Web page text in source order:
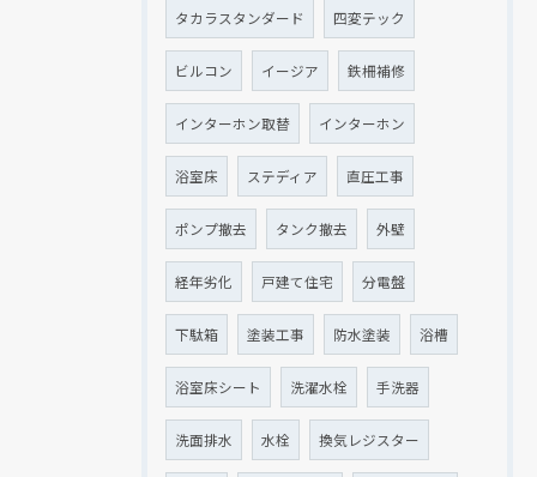
タカラスタンダード 四変テック
ビルコン イージア 鉄柵補修
インターホン取替 インターホン
浴室床 ステディア 直圧工事
ポンプ撤去 タンク撤去 外壁
経年劣化 戸建て住宅 分電盤
下駄箱 塗装工事 防水塗装 浴槽
浴室床シート 洗濯水栓 手洗器
洗面排水 水栓 換気レジスター